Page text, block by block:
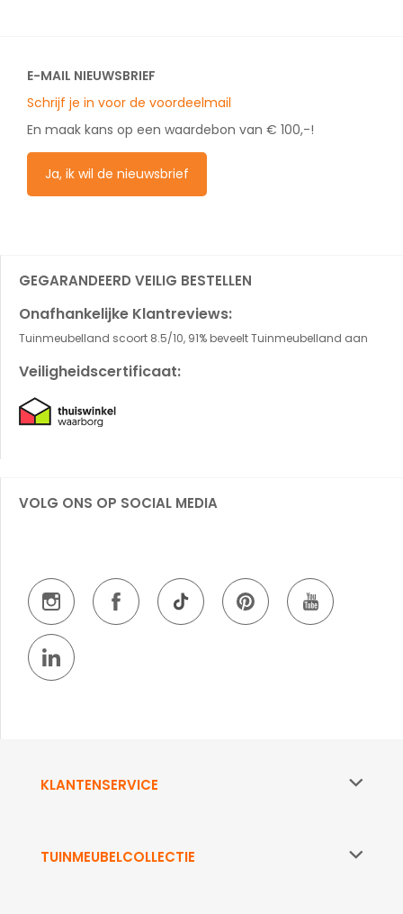
E-MAIL NIEUWSBRIEF
Schrijf je in voor de voordeelmail
En maak kans op een waardebon van € 100,-!
Ja, ik wil de nieuwsbrief
GEGARANDEERD VEILIG BESTELLEN
Onafhankelijke Klantreviews:
Tuinmeubelland scoort 8.5/10, 91% beveelt Tuinmeubelland aan
Veiligheidscertificaat:
VOLG ONS OP SOCIAL MEDIA
KLANTENSERVICE
TUINMEUBELCOLLECTIE